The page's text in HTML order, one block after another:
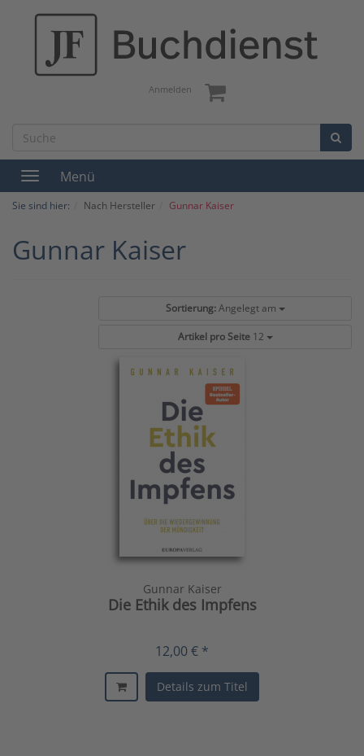
Anmelden
Toggle
navigation
Menü
Sie sind hier: Nach Hersteller Gunnar Kaiser
Gunnar Kaiser
Sortierung: Angelegt am
Artikel pro Seite 12
Gunnar Kaiser
Die Ethik des Impfens
12,00 € *
Details zum Titel